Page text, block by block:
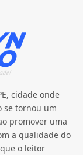
cidade onde
se tornou um
promover uma
a qualidade do
o leitor